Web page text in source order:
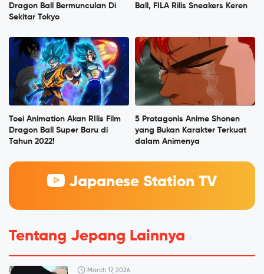
Dragon Ball Bermunculan Di
Sekitar Tokyo
Ball, FILA Rilis Sneakers Keren
Toei Animation Akan RIlis Film
Dragon Ball Super Baru di
Tahun 2022!
5 Protagonis Anime Shonen
yang Bukan Karakter Terkuat
dalam Animenya
Japanese Station TV
Tentang Jepang Lainnya
March 17, 2026